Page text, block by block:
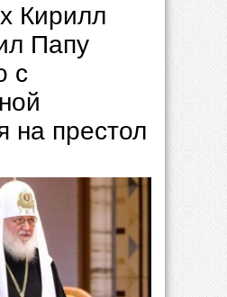
Кирилл
Папу
с
на престол